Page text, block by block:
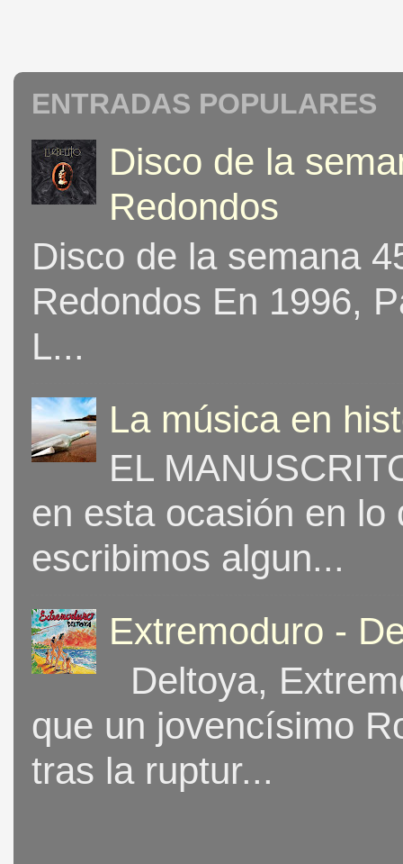
ENTRADAS POPULARES
Disco de la
Redondos
Disco de la semana
Redondos En 1996,
L...
La música en
EL
en esta ocasión en
escribimos algun...
Extremoduro -
Deltoya,
que un jovencísimo
tras la ruptur...